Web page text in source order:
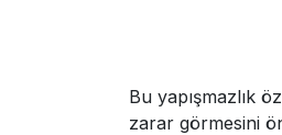
Bu yapışmazlık
zarar görmesini